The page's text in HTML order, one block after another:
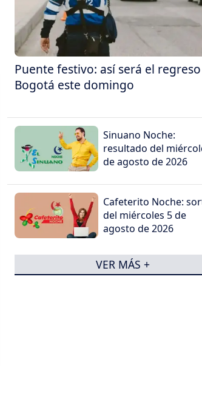
Puente festivo: así será el
Bogotá este domingo
Sinuano Noche:
resultado del
de agosto de 2026
Cafeterito Noche:
del miércoles 5 de
agosto de 2026
VER MÁS +